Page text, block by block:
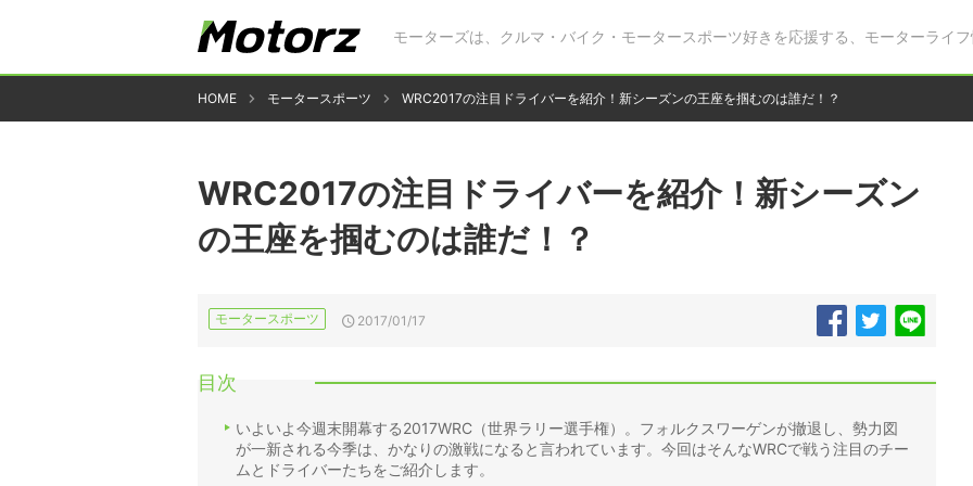
モーターズは、クルマ・バイク・モータースポーツ好きを応援する、モーターライフ
HOME モータースポーツ WRC2017の注目ドライバーを紹介！新シーズンの王座を掴むのは誰だ！？
WRC2017の注目ドライバーを紹介！新シーズン
の王座を掴むのは誰だ！？
モータースポーツ 2017/01/17
目次
いよいよ今週末開幕する2017WRC（世界ラリー選手権）。フォルクスワーゲンが撤退し、勢力図
が一新される今季は、かなりの激戦になると言われています。今回はそんなWRCで戦う注目のチー
ムとドライバーたちをご紹介します。